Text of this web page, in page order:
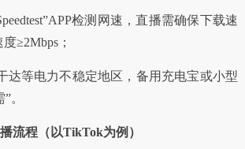
检测网速，直播需确保下载速
度≥2Mbps；
达等电力不稳定地区，备用充电宝或小型
”。
流程（以TikTok为例）